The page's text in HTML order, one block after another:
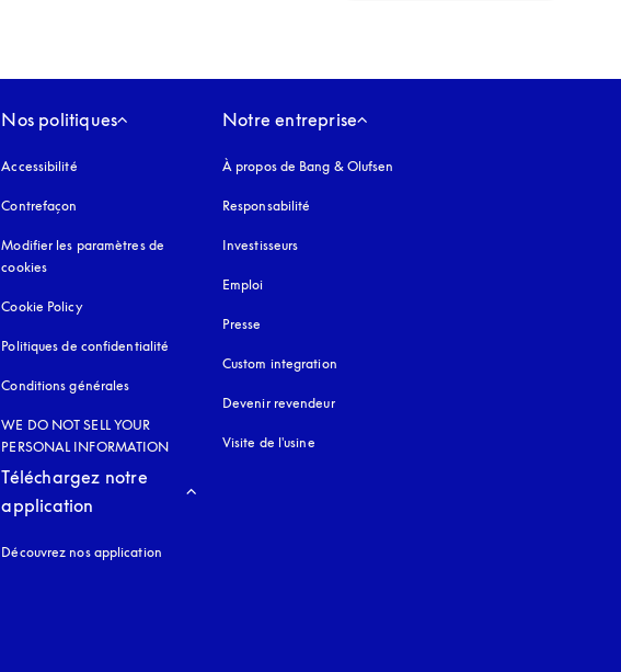
Nos politiques
Accessibilité s’ouvre dans un nouvel onglet
Contrefaçon s’ouvre dans un nouvel onglet
Modifier les paramètres de
cookies
Cookie Policys’ouvre dans un nouvel onglet
Politiques de confidentialité
Conditions générales
WE DO NOT SELL YOUR
PERSONAL INFORMATION
Notre entreprise
À propos de Bang & Olufsen
Responsabilité
Investisseurs
Emploi
Presse
Custom integration
Devenir revendeur
Visite de l'usine
Téléchargez notre
application
Découvrez nos application